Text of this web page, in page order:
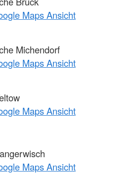
Maps Ansicht
Michendorf
Maps Ansicht
Maps Ansicht
Maps Ansicht